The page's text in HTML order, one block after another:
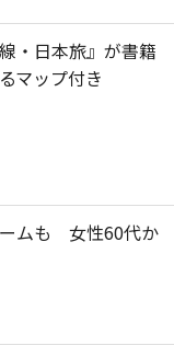
・日本旅』が書籍
マップ付き
ムも 女性60代か